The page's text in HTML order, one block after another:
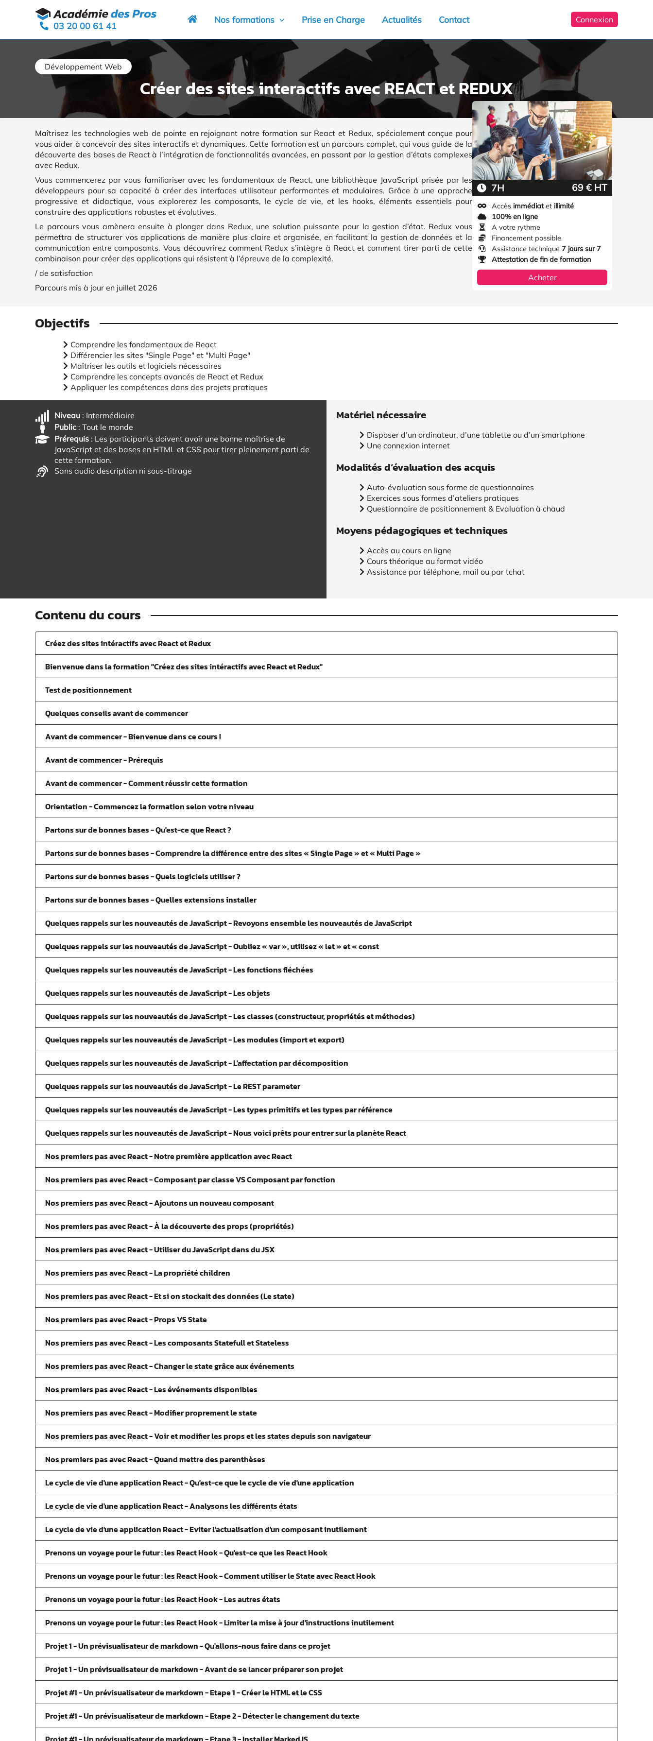
03 20 00 61 41
Nos formations Prise en Charge Actualités Contact Connexion
Développement Web
Créer des sites interactifs avec REACT et REDUX
Maîtrisez les technologies web de pointe en rejoignant notre formation sur React et Redux, spécialement conçue pour
vous aider à concevoir des sites interactifs et dynamiques. Cette formation est un parcours complet, qui vous guide de la
découverte des bases de React à l’intégration de fonctionnalités avancées, en passant par la gestion d’états complexes
avec Redux.
Vous commencerez par vous familiariser avec les fondamentaux de React, une bibliothèque JavaScript prisée par les
développeurs pour sa capacité à créer des interfaces utilisateur performantes et modulaires. Grâce à une approche
progressive et didactique, vous explorerez les composants, le cycle de vie, et les hooks, éléments essentiels pour
construire des applications robustes et évolutives.
Le parcours vous amènera ensuite à plonger dans Redux, une solution puissante pour la gestion d’état. Redux vous
permettra de structurer vos applications de manière plus claire et organisée, en facilitant la gestion de données et la
communication entre composants. Vous découvrirez comment Redux s’intègre à React et comment tirer parti de cette
combinaison pour créer des applications qui résistent à l’épreuve de la complexité.
/ de satisfaction
Parcours mis à jour en juillet 2026
7H 69 € HT
Accès immédiatet illimité
100% en ligne
A votre rythme
Financement possible
Assistance technique 7 jours sur 7
Attestation de fin de formation
Acheter
Objectifs
Comprendre les fondamentaux de React
Différencier les sites "Single Page" et "Multi Page"
Maîtriser les outils et logiciels nécessaires
Comprendre les concepts avancés de React et Redux
Appliquer les compétences dans des projets pratiques
Niveau : Intermédiaire
Public : Tout le monde
Prérequis : Les participants doivent avoir une bonne maîtrise de
JavaScript et des bases en HTML et CSS pour tirer pleinement parti de
cette formation.
Sans audio description ni sous-titrage
Matériel nécessaire
Disposer d’un ordinateur, d’une tablette ou d’un smartphone
Une connexion internet
Modalités d’évaluation des acquis
Auto-évaluation sous forme de questionnaires
Exercices sous formes d’ateliers pratiques
Questionnaire de positionnement & Evaluation à chaud
Moyens pédagogiques et techniques
Accès au cours en ligne
Cours théorique au format vidéo
Assistance par téléphone, mail ou par tchat
Contenu du cours
Créez des sites intéractifs avec React et Redux
Bienvenue dans la formation "Créez des sites intéractifs avec React et Redux"
Test de positionnement
Quelques conseils avant de commencer
Avant de commencer - Bienvenue dans ce cours !
Avant de commencer - Prérequis
Avant de commencer - Comment réussir cette formation
Orientation - Commencez la formation selon votre niveau
Partons sur de bonnes bases - Qu'est-ce que React ?
Partons sur de bonnes bases - Comprendre la différence entre des sites « Single Page » et « Multi Page »
Partons sur de bonnes bases - Quels logiciels utiliser ?
Partons sur de bonnes bases - Quelles extensions installer
Quelques rappels sur les nouveautés de JavaScript - Revoyons ensemble les nouveautés de JavaScript
Quelques rappels sur les nouveautés de JavaScript - Oubliez « var », utilisez « let » et « const
Quelques rappels sur les nouveautés de JavaScript - Les fonctions fléchées
Quelques rappels sur les nouveautés de JavaScript - Les objets
Quelques rappels sur les nouveautés de JavaScript - Les classes (constructeur, propriétés et méthodes)
Quelques rappels sur les nouveautés de JavaScript - Les modules (import et export)
Quelques rappels sur les nouveautés de JavaScript - L'affectation par décomposition
Quelques rappels sur les nouveautés de JavaScript - Le REST parameter
Quelques rappels sur les nouveautés de JavaScript - Les types primitifs et les types par référence
Quelques rappels sur les nouveautés de JavaScript - Nous voici prêts pour entrer sur la planète React
Nos premiers pas avec React - Notre première application avec React
Nos premiers pas avec React - Composant par classe VS Composant par fonction
Nos premiers pas avec React - Ajoutons un nouveau composant
Nos premiers pas avec React - À la découverte des props (propriétés)
Nos premiers pas avec React - Utiliser du JavaScript dans du JSX
Nos premiers pas avec React - La propriété children
Nos premiers pas avec React - Et si on stockait des données (Le state)
Nos premiers pas avec React - Props VS State
Nos premiers pas avec React - Les composants Statefull et Stateless
Nos premiers pas avec React - Changer le state grâce aux événements
Nos premiers pas avec React - Les événements disponibles
Nos premiers pas avec React - Modifier proprement le state
Nos premiers pas avec React - Voir et modifier les props et les states depuis son navigateur
Nos premiers pas avec React - Quand mettre des parenthèses
Le cycle de vie d'une application React - Qu'est-ce que le cycle de vie d'une application
Le cycle de vie d'une application React - Analysons les différents états
Le cycle de vie d'une application React - Eviter l'actualisation d'un composant inutilement
Prenons un voyage pour le futur : les React Hook - Qu'est-ce que les React Hook
Prenons un voyage pour le futur : les React Hook - Comment utiliser le State avec React Hook
Prenons un voyage pour le futur : les React Hook - Les autres états
Prenons un voyage pour le futur : les React Hook - Limiter la mise à jour d'instructions inutilement
Projet 1 - Un prévisualisateur de markdown - Qu'allons-nous faire dans ce projet
Projet 1 - Un prévisualisateur de markdown - Avant de se lancer préparer son projet
Projet #1 - Un prévisualisateur de markdown - Etape 1 - Créer le HTML et le CSS
Projet #1 - Un prévisualisateur de markdown - Etape 2 - Détecter le changement du texte
Panneau de gestion des cookies